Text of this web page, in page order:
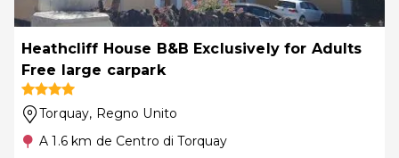
Heathcliff House B&B Exclusively for Adults
Free large carpark
Torquay, Regno Unito
A 1.6 km de Centro di Torquay